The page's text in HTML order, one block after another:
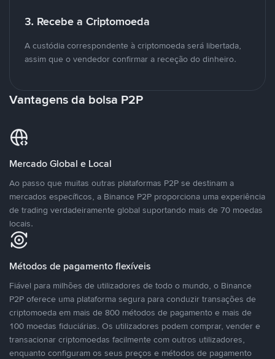
3. Recebe a Criptomoeda
A custódia correspondente à criptomoeda será libertada,
assim que o vendedor confirmar a receção do dinheiro.
Vantagens da bolsa P2P
Mercado Global e Local
Ao passo que muitas outras plataformas P2P se destinam a
mercados específicos, a Binance P2P proporciona uma experiência
de trading verdadeiramente global suportando mais de 70 moedas
locais.
Métodos de pagamento flexíveis
Fiável para milhões de utilizadores de todo o mundo, o Binance
P2P oferece uma plataforma segura para conduzir transações de
criptomoeda em mais de 800 métodos de pagamento e mais de
100 moedas fiduciárias. Os utilizadores podem comprar, vender e
transacionar criptomoedas facilmente com outros utilizadores,
enquanto configuram os seus preços e métodos de pagamento